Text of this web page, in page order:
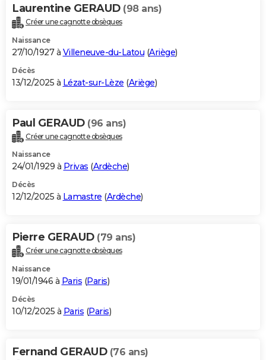
Laurentine GERAUD (98 ans)
Créer une cagnotte obsèques
Naissance
27/10/1927 à Villeneuve-du-Latou (Ariège)
Décès
13/12/2025 à Lézat-sur-Lèze (Ariège)
Paul GERAUD (96 ans)
Créer une cagnotte obsèques
Naissance
24/01/1929 à Privas (Ardèche)
Décès
12/12/2025 à Lamastre (Ardèche)
Pierre GERAUD (79 ans)
Créer une cagnotte obsèques
Naissance
19/01/1946 à Paris (Paris)
Décès
10/12/2025 à Paris (Paris)
Fernand GERAUD (76 ans)